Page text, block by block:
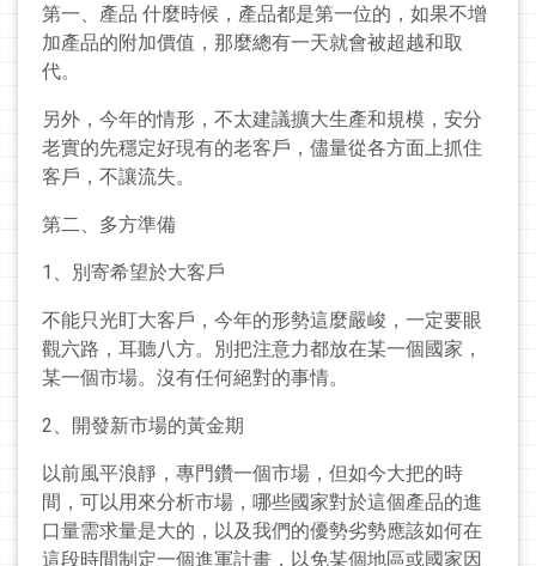
第一、產品 什麼時候，產品都是第一位的，如果不增
加產品的附加價值，那麼總有一天就會被超越和取
代。
另外，今年的情形，不太建議擴大生產和規模，安分
老實的先穩定好現有的老客戶，儘量從各方面上抓住
客戶，不讓流失。
第二、多方準備
1、別寄希望於大客戶
不能只光盯大客戶，今年的形勢這麼嚴峻，一定要眼
觀六路，耳聽八方。別把注意力都放在某一個國家，
某一個市場。沒有任何絕對的事情。
2、開發新市場的黃金期
以前風平浪靜，專門鑽一個市場，但如今大把的時
間，可以用來分析市場，哪些國家對於這個產品的進
口量需求量是大的，以及我們的優勢劣勢應該如何在
這段時間制定一個進軍計畫，以免某個地區或國家因